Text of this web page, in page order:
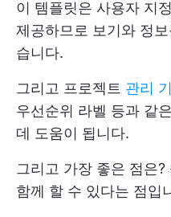
이 템플릿은 사용자 지
제공하므로 보기와 정
습니다.
그리고 프로젝트 관리
우선순위 라벨 등과 같
데 도움이 됩니다.
그리고 가장 좋은 점은
함께 할 수 있다는 점입